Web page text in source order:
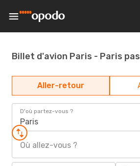
Billet d'avion Paris - Paris
Aller-retour
D'où partez-vous ?
Paris
Où allez-vous ?